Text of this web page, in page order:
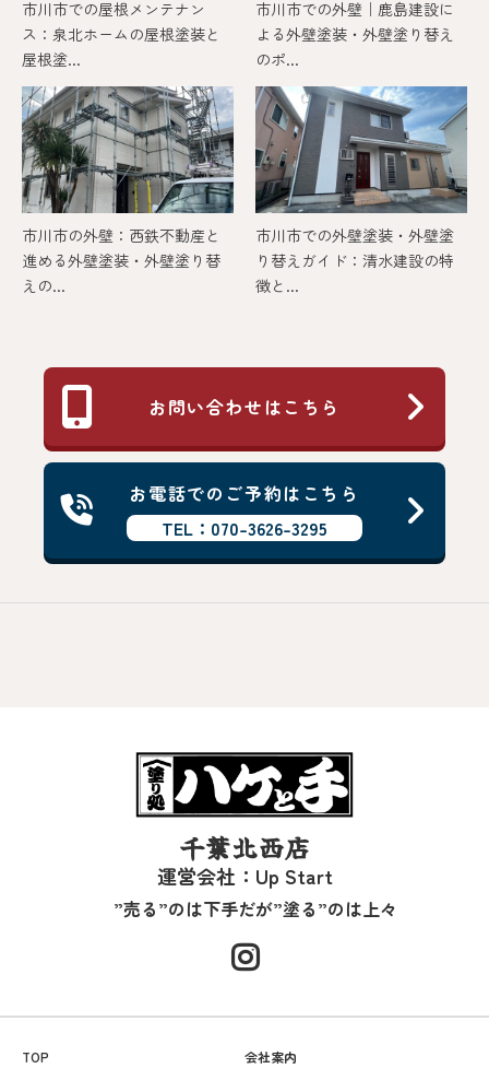
市川市での屋根メンテナン
ス：泉北ホームの屋根塗装と
屋根塗...
市川市での外壁｜鹿島建設に
よる外壁塗装・外壁塗り替え
のポ...
市川市の外壁：西鉄不動産と
進める外壁塗装・外壁塗り替
えの...
市川市での外壁塗装・外壁塗
り替えガイド：清水建設の特
徴と...
お問い合わせはこちら
お電話でのご予約はこちら
TEL：070-3626-3295
千葉北西店
運営会社：Up Start
”売る”のは下手だが”塗る”のは上々
TOP 会社案内